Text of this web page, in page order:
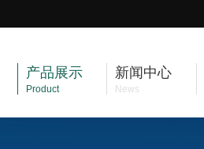
产品展示
Product
新闻中心
News